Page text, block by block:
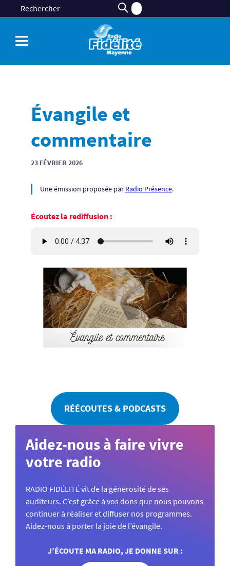
Évangile et
commentaire
23 FÉVRIER 2026
Une émission proposée par Radio Présence.
Écoutez la rediffusion :
RÉÉCOUTES & PODCASTS
Aidez-nous à faire vivre
votre radio
RADIO FIDÉLITÉ vit de la générosité de ses
auditeurs. C’est grâce à vos dons que nous pouvons
continuer à réaliser et diffuser nos programmes.
Aidez-nous à porter la joie de l’évangile.
J’ÉCOUTE MA RADIO, JE DONNE SUR :